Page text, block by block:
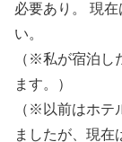
必要あり。 現
い。
（※私が宿泊し
ます。）
（※以前はホテ
ましたが、現在